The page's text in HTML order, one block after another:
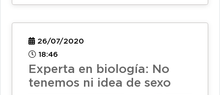
26/07/2020
18:46
Experta en biología: No
tenemos ni idea de sexo